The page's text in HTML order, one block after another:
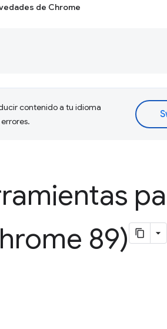
de Chrome
contenido a tu idioma
89)